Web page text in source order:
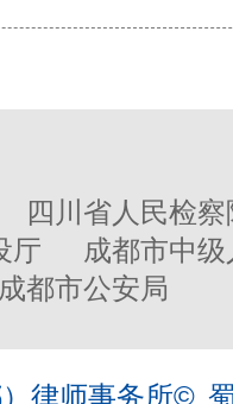
四川省人民检察
厅
成都市中
成都市公安局
律师事务所©